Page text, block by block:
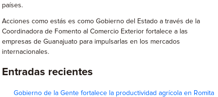
países.
Acciones como estás es como Gobierno del Estado a través de la
Coordinadora de Fomento al Comercio Exterior fortalece a las
empresas de Guanajuato para impulsarlas en los mercados
internacionales.
Entradas recientes
Gobierno de la Gente fortalece la productividad agrícola en Romita